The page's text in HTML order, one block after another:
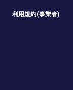
利用規約(事業者)